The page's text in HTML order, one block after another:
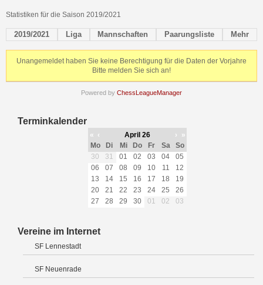
Statistiken für die Saison 2019/2021
2019/2021 Liga Mannschaften Paarungsliste Mehr
Unangemeldet haben Sie keine Berechtigung für die Daten der Vorjahre
Bitte melden Sie sich an!
Powered by ChessLeagueManager
Terminkalender
« ‹ April 26 ›
»
Mo
Di Mi Do Fr Sa
So
30
31 01 02 03 04
05
06
07 08 09 10 11
12
13
14 15 16 17 18
19
20
21 22 23 24 25
26
27
28 29 30 01 02 03
Vereine im Internet
SF Lennestadt
SF Neuenrade